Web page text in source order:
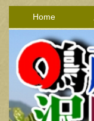
Home